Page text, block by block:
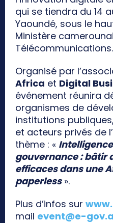
qui se tiendra du 14
Yaoundé, sous le
Ministère
Télécommunications.
Organisé par
Africa et Digital
événement réunira
organismes de
institutions
et acteurs privés de
thème : «
gouvernance : bâtir
efficaces dans une
paperless».
Plus d’infos sur
mail event@e-